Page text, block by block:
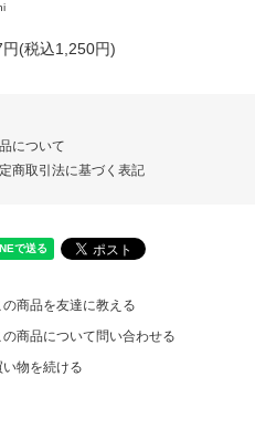
円(税込1,250円)
について
商取引法に基づく表記
の商品を友達に教える
の商品について問い合わせる
い物を続ける